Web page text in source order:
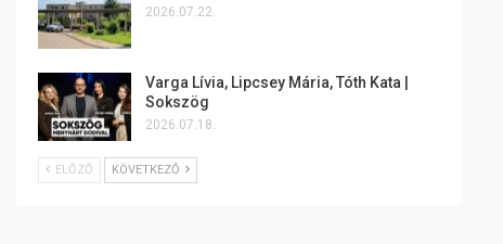
2026.07.22.
Varga Lívia, Lipcsey Mária, Tóth Kata |
Sokszög
2026.07.18.
ELŐZŐ KÖVETKEZŐ